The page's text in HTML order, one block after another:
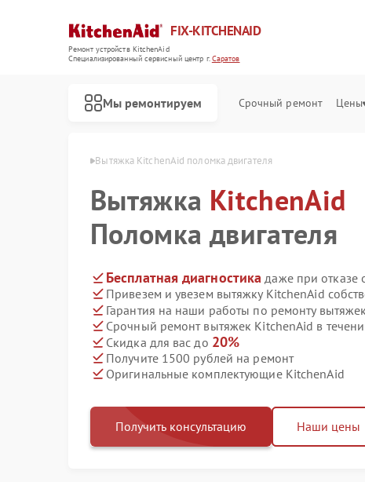
FIX-KITCHENAID
Ремонт устройств KitchenAid
Специализированный cервисный центр г.Саратов
Мы ремонтируем Срочный ремонт Цены
в Саратове Вытяжка KitchenAid поломка двигателя
Вытяжка KitchenAid
Поломка двигателя
Бесплатная диагностика даже при отказе
Привезем и увезем вытяжку KitchenAid
Гарантия на наши работы по ремонту
Срочный ремонт вытяжек KitchenAid в
Скидка для вас до 20%
Получите 1500 рублей на ремонт
Оригинальные комплектующие KitchenAid
Получить консультацию Наши цены